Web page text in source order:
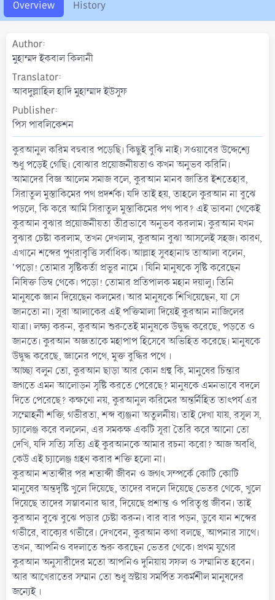
Overview History
Author
মুহাম্মদ ইকবাল কিলানী
Translator
আবদুল্লাহিল হাদি মুহাম্মাদ ইউসুফ
Publisher
পিস পাবলিকেশন
কুরআনুল করিম বহুবার পড়েছি। কিছুই বুঝি নাই। সওয়াবের উদ্দেশ্যে
শুধু পড়েই গেছি। বােঝার প্রয়ােজনীয়তাও কখন অনুভব করিনি।
আমাদের বিজ্ঞ আলেম সমাজ বলে, কুরআন মানব জাতির ইশতেহার,
সিরাতুল মুস্তাকিমের পথ প্রদর্শক। যদি তাই হয়, তাহলে কুরআন না বুঝে
পড়লে, কি করে আমি সিরাতুল মুস্তাকিমের পথ পাব? এই ভাবনা থেকেই
কুরআন বুঝার প্রয়ােজনীয়তা তীব্রভাবে অনুভব করলাম। কুরআন যখন
বুঝার চেষ্টা করলাম, তখন দেখলাম, কুরআন বুঝা আসলেই সহজ। কারণ,
এখানে শব্দের পুণরাবৃত্তি সর্বাধিক। আল্লাহ সুবহানাহু তাআলা বলেন,
'পড়াে! তােমার সৃষ্টিকর্তা প্রভুর নামে । যিনি মানুষকে সৃষ্টি করেছেন
নিষিক্ত ডিম্ব থেকে। পড়াে! তােমার প্রতিপালক মহান দয়ালু। তিনি
মানুষকে জ্ঞান দিয়েছেন কলমের। আর মানুষকে শিখিয়েছেন, যা সে
জানতাে না। সূরা আলাকের এই পক্তিমালা দিয়েই কুরআন নাজিলের
যাত্রা। লক্ষ্য করুন, কুরআন শুরুতেই মানুষকে উদ্বুদ্ধ করেছে, পড়তে ও
জানতে। কুরআন অজ্ঞতাকে মহাপাপ হিসেবে অভিহিত করেছে। মানুষকে
উদ্বুদ্ধ করেছে, জ্ঞানের পথে, মুক্ত বুদ্ধির পথে ।
আচ্ছা বলুন তাে, কুরআন ছাড়া আর কোন গ্রন্থ কি, মানুষের চিন্তার
জগতে এমন আলােড়ন সৃষ্টি করতে পেরেছে? মানুষকে এমনভাবে বদলে
দিতে পেরেছে? কক্ষণাে নয়, কুরআনুল করিমের অন্তর্নিহিত তাৎপর্য এর
সম্মােহনী শক্তি, গভীরতা, শব্দ ব্যঞ্জনা অতুলনীয়। তাই দেখা যায়, রসূল স,
চ্যালেঞ্জ করে বললেন, এর সমকক্ষ একটি সূরা তৈরি করে আনাে তাে
দেখি, যদি সত্যি সত্যি এই কুরআনকে আমার রচনা করাে? আজ অবধি,
কেউ এই চ্যালেঞ্জ গ্রহণ করার শক্তি হলাে না।
কুরআন শতাব্দীর পর শতাব্দী জীবন ও জগৎ সম্পর্কে কোটি কোটি
মানুষের অন্তদৃষ্টি খুলে দিয়েছে, তাদের বদলে দিয়েছে ভেতর থেকে, খুলে
দিয়েছে তাদের সম্ভাবনার দ্বার, দিয়েছে প্রশান্ত ও পরিতৃপ্ত জীবন। তাই
কুরআন বুঝে বুঝে পড়ার চেষ্টা করুন। বার বার পড়ন, ডুবে যান শব্দের
গভীরে, বাক্যের গভীরে। দেখবেন, কুরআন কথা বলছে, আপনার সাথে।
তখন, আপনিও বদলাতে শুরু করছেন ভেতর থেকে। প্রথম যুগের
কুরআন অনুসারীদের মতাে আপনিও দুনিয়ায় সফল ও সম্মানিত হবেন।
আর আখেরাতের সম্মান তাে শুধু স্রষ্টায় সমর্পিত সকর্মশীল মানুষদের
জন্যেই ।